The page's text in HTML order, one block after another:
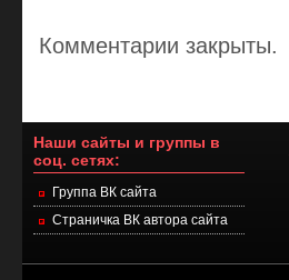
Комментарии закрыты.
Наши сайты и группы в
соц. сетях:
Группа ВК сайта
Страничка ВК автора сайта